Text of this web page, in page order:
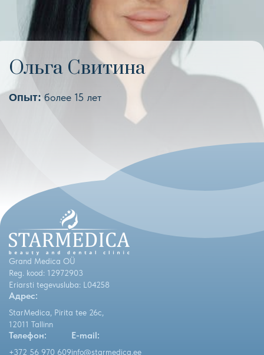
Ольга Свитина
Опыт: более 15 лет
Grand Medica OÜ
Reg. kood: 12972903
Eriarsti tegevusluba: L04258
Адрес:
StarMedica, Pirita tee 26c,
12011 Tallinn
Телефон:
+372 56 970 609
E-mail:
info@starmedica.ee